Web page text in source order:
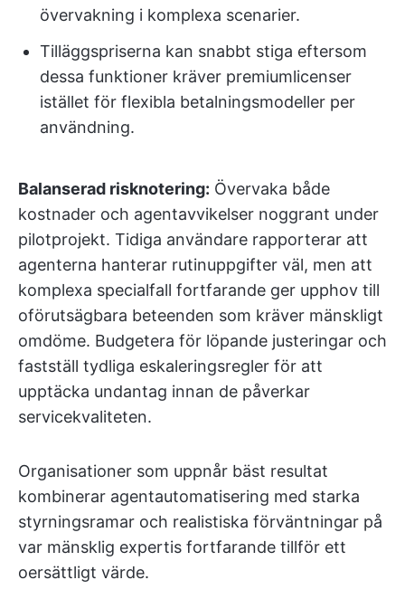
övervakning i komplexa scenarier.
Tilläggspriserna kan snabbt stiga eftersom
dessa funktioner kräver premiumlicenser
istället för flexibla betalningsmodeller per
användning.
Balanserad risknotering: Övervaka både
kostnader och agentavvikelser noggrant under
pilotprojekt. Tidiga användare rapporterar att
agenterna hanterar rutinuppgifter väl, men att
komplexa specialfall fortfarande ger upphov till
oförutsägbara beteenden som kräver mänskligt
omdöme. Budgetera för löpande justeringar och
fastställ tydliga eskaleringsregler för att
upptäcka undantag innan de påverkar
servicekvaliteten.
Organisationer som uppnår bäst resultat
kombinerar agentautomatisering med starka
styrningsramar och realistiska förväntningar på
var mänsklig expertis fortfarande tillför ett
oersättligt värde.